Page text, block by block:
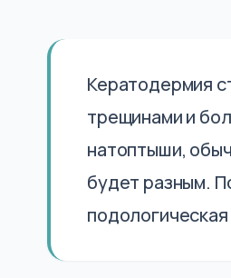
Кератодермия
трещинами и
натоптыши,
будет разным.